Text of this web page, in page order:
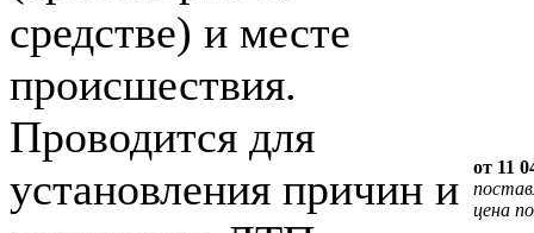
средстве) и месте
происшествия.
Проводится для
установления причин и
от 11
цена